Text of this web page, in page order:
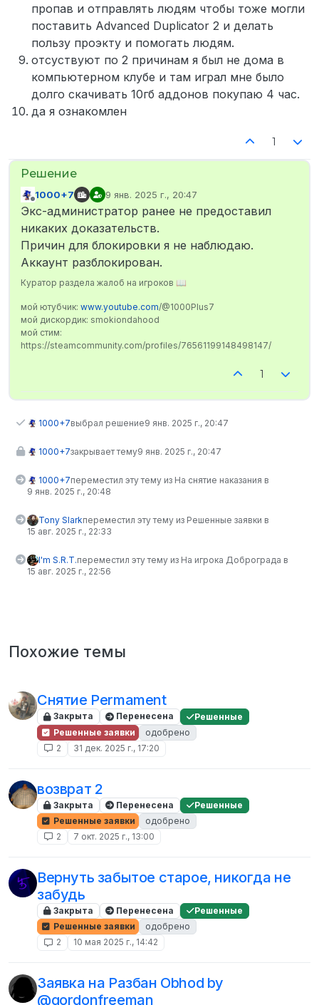
пропав и отправлять людям чтобы тоже могли
поставить Advanced Duplicator 2 и делать
пользу проэкту и помогать людям.
отсуствуют по 2 причинам я был не дома в
компьютерном клубе и там играл мне было
долго скачивать 10гб аддонов покупаю 4 час.
да я ознакомлен
1
Не в сети
1000+7 9 янв. 2025 г., 20:47
отредактировано
Экс-администратор ранее не предоставил
никаких доказательств.
Причин для блокировки я не наблюдаю.
Аккаунт разблокирован.
Куратор раздела жалоб на игроков 📖
мой ютубчик: www.youtube.com/@1000Plus7
мой дискордик: smokiondahood
мой стим:
https://steamcommunity.com/profiles/76561199148498147/
1
1000+7выбрал решение9 янв. 2025 г., 20:47
1000+7закрывает тему9 янв. 2025 г., 20:47
1000+7переместил эту тему из На снятие наказания в
9 янв. 2025 г., 20:48
Tony Slarkпереместил эту тему из Решенные заявки в
15 авг. 2025 г., 22:33
I'm S.R.T.переместил эту тему из На игрока Доброграда в
15 авг. 2025 г., 22:56
Похожие темы
Снятие Permament
Закрыта Перенесена
Решенные
Решенные заявки
одобрено
2
31 дек. 2025 г., 17:20
возврат 2
Закрыта Перенесена
Решенные
Решенные заявки
одобрено
2
7 окт. 2025 г., 13:00
Вернуть забытое старое, никогда не
забудь
Закрыта Перенесена
Решенные
Решенные заявки
одобрено
2
10 мая 2025 г., 14:42
Заявка на Разбан Obhod by
@gordonfreeman